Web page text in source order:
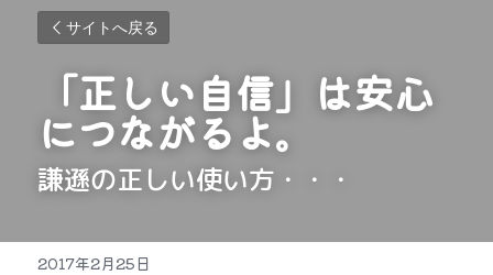
サイトへ戻る
「正しい自信」は安心
につながるよ。
謙遜の正しい使い方・・・
2017年2月25日